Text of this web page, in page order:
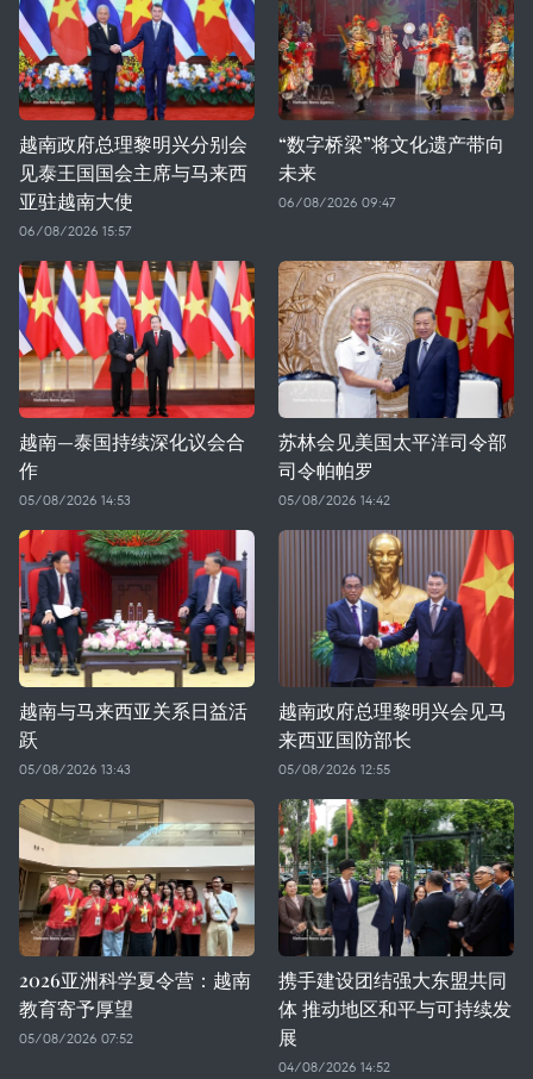
越南政府总理黎明兴分别会
见泰王国国会主席与马来西
亚驻越南大使
06/08/2026 15:57
“数字桥梁”将文化遗产带向
未来
06/08/2026 09:47
越南—泰国持续深化议会合
作
05/08/2026 14:53
苏林会见美国太平洋司令部
司令帕帕罗
05/08/2026 14:42
越南与马来西亚关系日益活
跃
05/08/2026 13:43
越南政府总理黎明兴会见马
来西亚国防部长
05/08/2026 12:55
2026亚洲科学夏令营：越南
教育寄予厚望
05/08/2026 07:52
携手建设团结强大东盟共同
体 推动地区和平与可持续发
展
04/08/2026 14:52